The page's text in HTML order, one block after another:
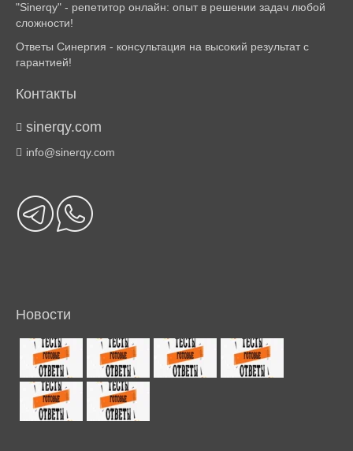
"Sinerqy" - репетитор онлайн: опыт в решении задач любой
сложности!
Ответы Синергия - консультация на высокий результат с
гарантией!
Контакты
sinerqy.com
info@sinerqy.com
Новости